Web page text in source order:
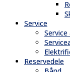
Service
Reservedele